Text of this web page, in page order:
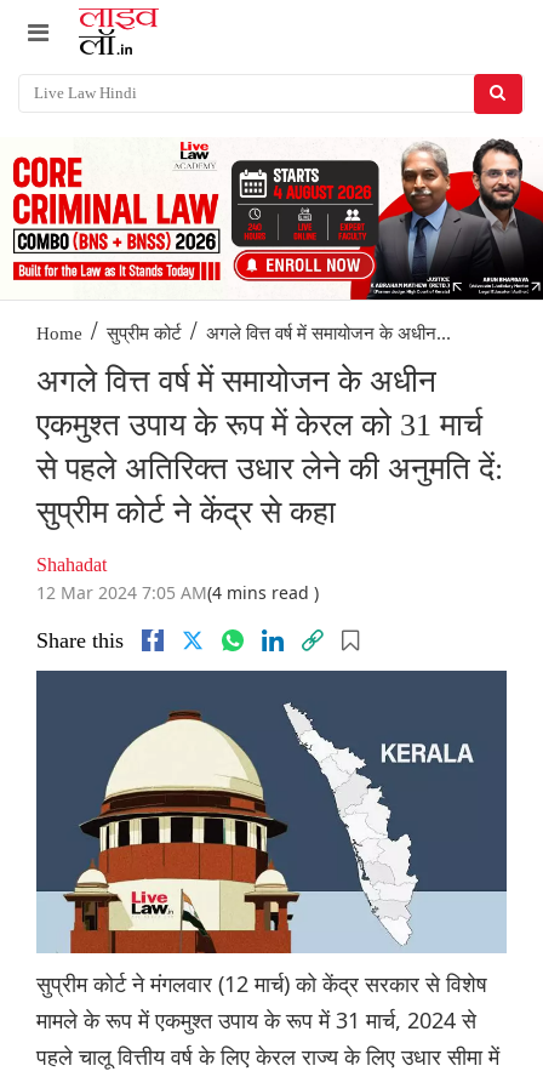
Home / सुप्रीम कोर्ट / अगले वित्त वर्ष में समायोजन के अधीन...
अगले वित्त वर्ष में समायोजन के अधीन
एकमुश्त उपाय के रूप में केरल को 31 मार्च
से पहले अतिरिक्त उधार लेने की अनुमति दें:
सुप्रीम कोर्ट ने केंद्र से कहा
Shahadat
12 Mar 2024 7:05 AM(4 mins read )
Share this
सुप्रीम कोर्ट ने मंगलवार (12 मार्च) को केंद्र सरकार से विशेष
मामले के रूप में एकमुश्त उपाय के रूप में 31 मार्च, 2024 से
पहले चालू वित्तीय वर्ष के लिए केरल राज्य के लिए उधार सीमा में